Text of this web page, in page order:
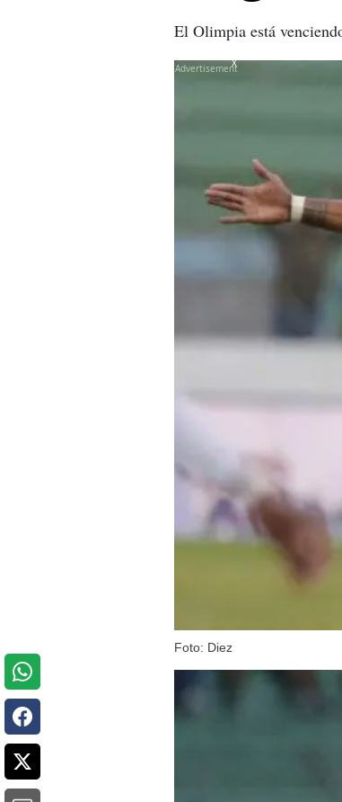
El Olimpia está
Foto: Diez
X